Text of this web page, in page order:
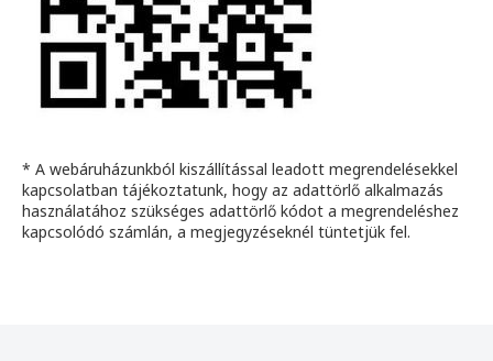
* A webáruházunkból kiszállítással leadott megrendelésekkel
kapcsolatban tájékoztatunk, hogy az adattörlő alkalmazás
használatához szükséges adattörlő kódot a megrendeléshez
kapcsolódó számlán, a megjegyzéseknél tüntetjük fel.